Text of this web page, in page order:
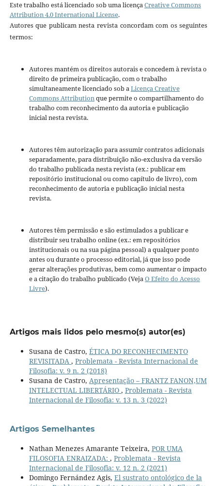
Este trabalho está licenciado sob uma licençaCreative Commons
Attribution 4.0 International License.
Autores que publicam nesta revista concordam com os seguintes
termos:
Autores mantém os direitos autorais e concedem à revista o
direito de primeira publicação, com o trabalho
simultaneamente licenciado sob aLicença Creative
Commons Attributionque permite o compartilhamento do
trabalho com reconhecimento da autoria e publicação
inicial nesta revista.
Autores têm autorização para assumir contratos adicionais
separadamente, para distribuição não-exclusiva da versão
do trabalho publicada nesta revista (ex.: publicar em
repositório institucional ou como capítulo de livro), com
reconhecimento de autoria e publicação inicial nesta
revista.
Autores têm permissão e são estimulados a publicar e
distribuir seu trabalho online (ex.: em repositórios
institucionais ou na sua página pessoal) a qualquer ponto
antes ou durante o processo editorial, já que isso pode
gerar alterações produtivas, bem como aumentar o impacto
e a citação do trabalho publicado (VejaO Efeito do Acesso
Livre).
Artigos mais lidos pelo mesmo(s) autor(es)
Susana de Castro, ÉTICA DO RECONHECIMENTO
REVISITADA , Problemata - Revista Internacional de
Filosofia: v. 9 n. 2 (2018)
Susana de Castro, Apresentação – FRANTZ FANON,UM
INTELECTUAL LIBERTÁRIO , Problemata - Revista
Internacional de Filosofia: v. 13 n. 3 (2022)
Artigos Semelhantes
Nathan Menezes Amarante Teixeira, POR UMA
FILOSOFIA ENRAIZADA: , Problemata - Revista
Internacional de Filosofia: v. 12 n. 2 (2021)
Domingo Fernández Agis, El sustrato ontológico de la